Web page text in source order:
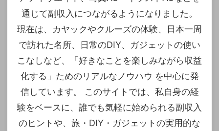
通じて副収入につながるようになりました。
現在は、カヤックやクルーズの体験、日本一周
で訪れた名所、日常のDIY、ガジェットの使い
こなしなど、「好きなことを楽しみながら収益
化する」ためのリアルなノウハウ を中心に発
信しています。 このサイトでは、私自身の経
験をベースに、誰でも気軽に始められる副収入
のヒントや、旅・DIY・ガジェットの実用的な